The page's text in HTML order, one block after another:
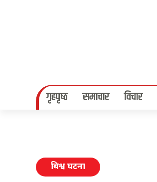
गृहपृष्‍ठ समाचार विचार
बिश्व घटना